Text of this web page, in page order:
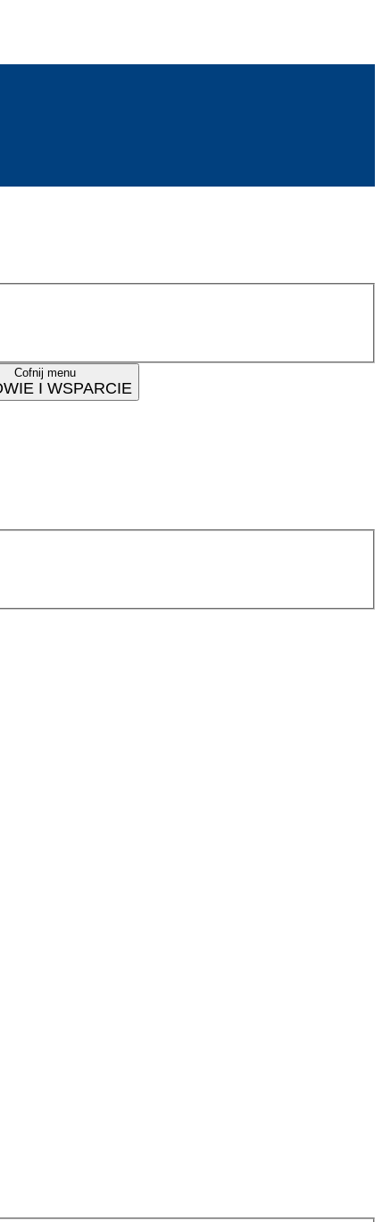
Cofnij menu
I WSPARCIE